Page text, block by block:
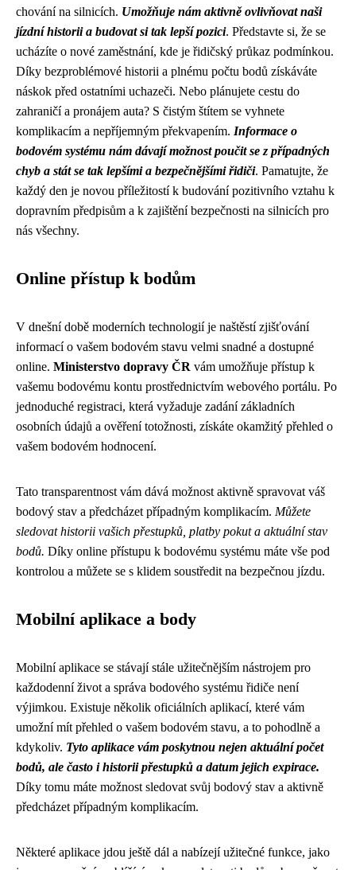
chování na silnicích. Umožňuje nám aktivně ovlivňovat naši
jízdní historii a budovat si tak lepší pozici. Představte si, že se
ucházíte o nové zaměstnání, kde je řidičský průkaz podmínkou.
Díky bezproblémové historii a plnému počtu bodů získáváte
náskok před ostatními uchazeči. Nebo plánujete cestu do
zahraničí a pronájem auta? S čistým štítem se vyhnete
komplikacím a nepříjemným překvapením. Informace o
bodovém systému nám dávají možnost poučit se z případných
chyb a stát se tak lepšími a bezpečnějšími řidiči. Pamatujte, že
každý den je novou příležitostí k budování pozitivního vztahu k
dopravním předpisům a k zajištění bezpečnosti na silnicích pro
nás všechny.
Online přístup k bodům
V dnešní době moderních technologií je naštěstí zjišťování
informací o vašem bodovém stavu velmi snadné a dostupné
online. Ministerstvo dopravy ČR vám umožňuje přístup k
vašemu bodovému kontu prostřednictvím webového portálu. Po
jednoduché registraci, která vyžaduje zadání základních
osobních údajů a ověření totožnosti, získáte okamžitý přehled o
vašem bodovém hodnocení.
Tato transparentnost vám dává možnost aktivně spravovat váš
bodový stav a předcházet případným komplikacím. Můžete
sledovat historii vašich přestupků, platby pokut a aktuální stav
bodů. Díky online přístupu k bodovému systému máte vše pod
kontrolou a můžete se s klidem soustředit na bezpečnou jízdu.
Mobilní aplikace a body
Mobilní aplikace se stávají stále užitečnějším nástrojem pro
každodenní život a správa bodového systému řidiče není
výjimkou. Existuje několik oficiálních aplikací, které vám
umožní mít přehled o vašem bodovém stavu, a to pohodlně a
kdykoliv. Tyto aplikace vám poskytnou nejen aktuální počet
bodů, ale často i historii přestupků a datum jejich expirace.
Díky tomu máte možnost sledovat svůj bodový stav a aktivně
předcházet případným komplikacím.
Některé aplikace jdou ještě dál a nabízejí užitečné funkce, jako